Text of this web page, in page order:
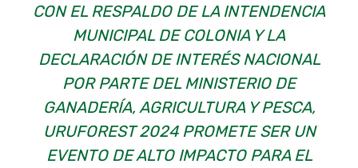
CON EL RESPALDO DE LA INTENDENCIA
MUNICIPAL DE COLONIA Y LA
DECLARACIÓN DE INTERÉS NACIONAL
POR PARTE DEL MINISTERIO DE
GANADERÍA, AGRICULTURA Y PESCA,
URUFOREST 2024 PROMETE SER UN
EVENTO DE ALTO IMPACTO PARA EL